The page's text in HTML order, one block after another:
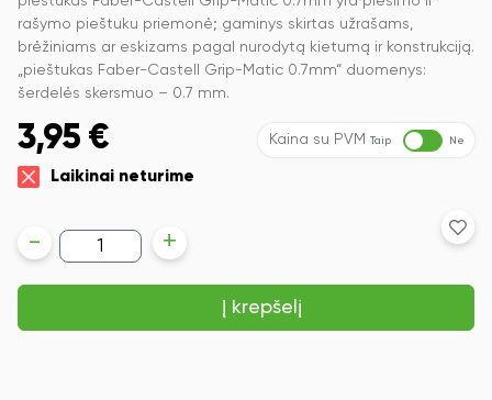
rašymo pieštuku priemonė; gaminys skirtas užrašams,
brėžiniams ar eskizams pagal nurodytą kietumą ir konstrukciją.
„pieštukas Faber-Castell Grip-Matic 0.7mm“ duomenys:
šerdelės skersmuo – 0.7 mm.
3,95 € Kaina su PVM Taip Ne
Laikinai neturime
produkto
kiekis:
Automatinis
pieštukas
Castell
- +
Į krepšelį